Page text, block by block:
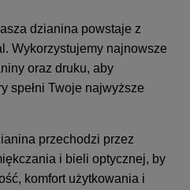
dzianina powstaje z
Wykorzystujemy najnowsze
oraz druku, aby
spełni Twoje najwyższe
przechodzi przez
i bieli optycznej, by
komfort użytkowania i